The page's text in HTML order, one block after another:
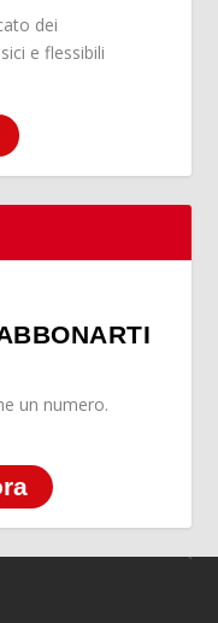
dei
e flessibili
un numero.